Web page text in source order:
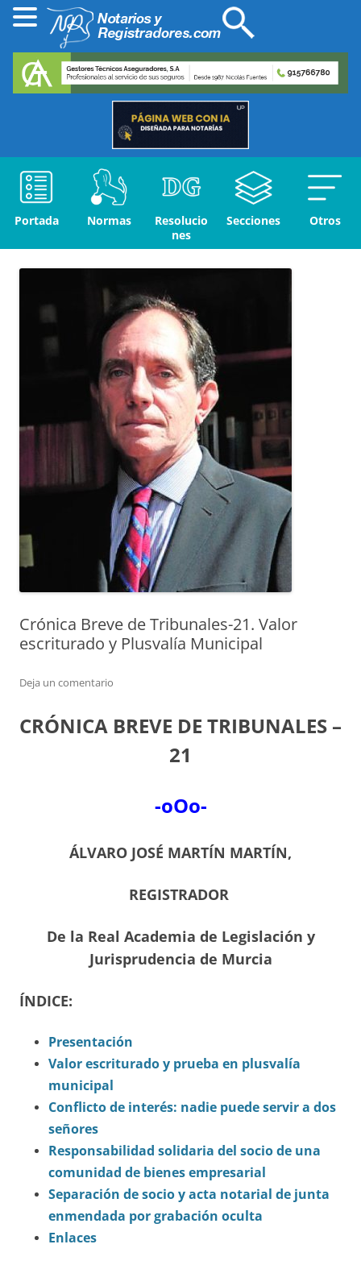
Portada Normas
Resolucio
nes
Secciones Otros
Crónica Breve de Tribunales-21. Valor
escriturado y Plusvalía Municipal
Deja un comentario
CRÓNICA BREVE DE TRIBUNALES –
21
-oOo-
ÁLVARO JOSÉ MARTÍN MARTÍN,
REGISTRADOR
De la Real Academia de Legislación y
Jurisprudencia de Murcia
ÍNDICE:
Presentación
Valor escriturado y prueba en plusvalía
municipal
Conflicto de interés: nadie puede servir a dos
señores
Responsabilidad solidaria del socio de una
comunidad de bienes empresarial
Separación de socio y acta notarial de junta
enmendada por grabación oculta
Enlaces